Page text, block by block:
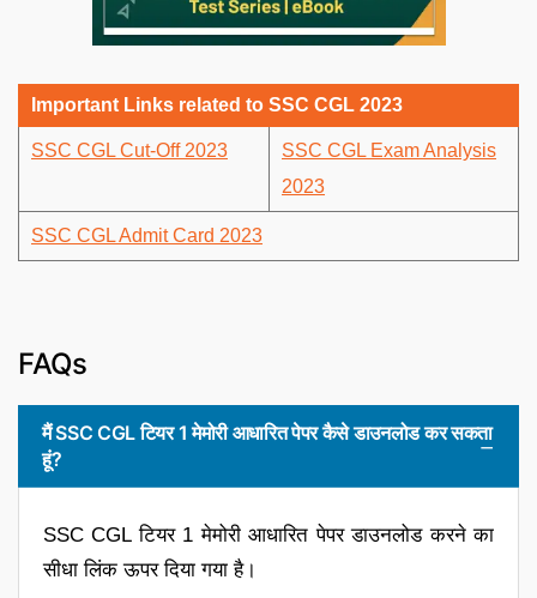
Important Links related to SSC CGL 2023
SSC CGL Cut-Off 2023
SSC CGL Exam Analysis
2023
SSC CGL Admit Card 2023
FAQs
मैं SSC CGL टियर 1 मेमोरी आधारित पेपर कैसे डाउनलोड कर सकता
हूं?
SSC CGL टियर 1 मेमोरी आधारित पेपर डाउनलोड करने का
सीधा लिंक ऊपर दिया गया है।